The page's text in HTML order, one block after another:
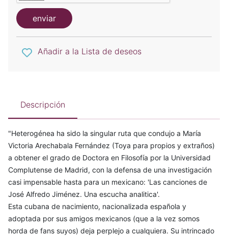
enviar
Añadir a la Lista de deseos
Descripción
"Heterogénea ha sido la singular ruta que condujo a María
Victoria Arechabala Fernández (Toya para propios y extraños)
a obtener el grado de Doctora en Filosofía por la Universidad
Complutense de Madrid, con la defensa de una investigación
casi impensable hasta para un mexicano: 'Las canciones de
José Alfredo Jiménez. Una escucha analitica'.
Esta cubana de nacimiento, nacionalizada española y
adoptada por sus amigos mexicanos (que a la vez somos
horda de fans suyos) deja perplejo a cualquiera. Su intrincado